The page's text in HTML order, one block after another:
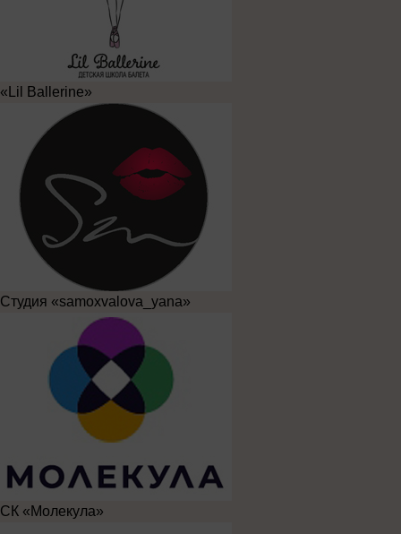
«Lil Ballerine»
Студия «samoxvalova_yana»
СК «Молекула»